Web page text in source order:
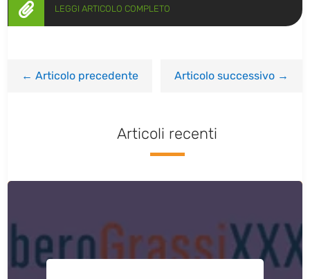
 LEGGI ARTICOLO COMPLETO
←Articolo precedente Articolo successivo→
Articoli recenti